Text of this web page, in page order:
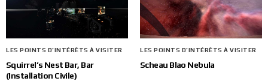
LES POINTS D’INTÉRÊTS À VISITER
Squirrel’s Nest Bar, Bar
(Installation Civile)
LES POINTS D’INTÉRÊTS À VISITER
Scheau Blao Nebula